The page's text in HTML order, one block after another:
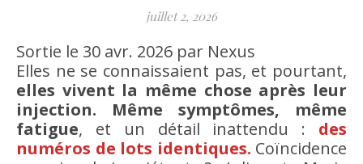
juillet 2, 2026
Sortie le 30 avr. 2026 par Nexus
Elles ne se connaissaient pas, et pourtant,
elles vivent la même chose après leur
injection. Même symptômes, même
fatigue, et un détail inattendu : des
numéros de lots identiques. Coïncidence